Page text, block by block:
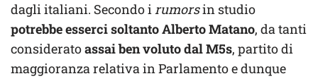
dagli italiani. Secondo irumorsin studio
potrebbe esserci soltanto Alberto Matano, da tanti
consideratoassai ben voluto dal M5s, partito di
maggioranza relativa in Parlamento e dunque